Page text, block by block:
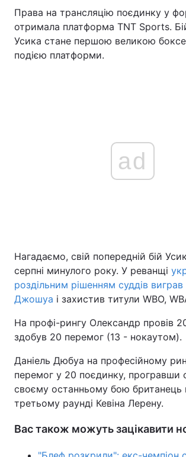
Права на трансляцію поєдинку у
отримала платформа TNT Sports.
Усика стане першою великою
подією платформи.
ad
Нагадаємо, свій попередній бій
серпні минулого року. У реванщі
роздільним рішенням суддів виграв
Джошуа і захистив титули WBO,
На профі-рингу Олександр провів
здобув 20 перемог (13 - нокаутом).
Даніель Дюбуа на професійному
перемог у 20 поєдинку, програвши
своєму останньому бою британець
третьому раунді Кевіна Лерену.
Вас також можуть зацікавити